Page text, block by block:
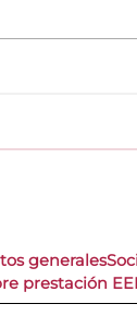
generales
prestación